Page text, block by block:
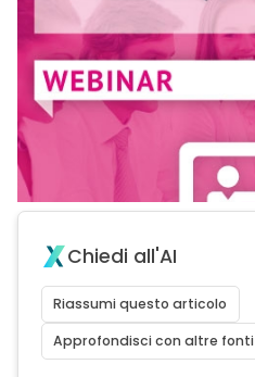
Chiedi all'AI
Riassumi questo articolo
Approfondisci con altre fonti